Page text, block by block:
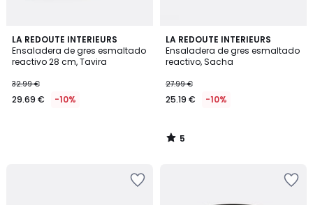
LA REDOUTE INTERIEURS
Ensaladera de gres esmaltado
reactivo 28 cm, Tavira
32.99 €
29.69 € -10%
LA REDOUTE INTERIEURS
Ensaladera de gres esmaltado
reactivo, Sacha
27.99 €
25.19 € -10%
5
/
5
5
/